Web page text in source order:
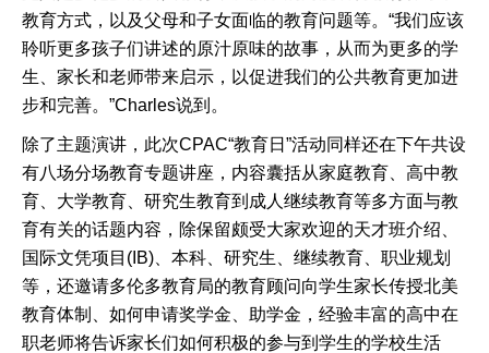
教育方式，以及父母和子女面临的教育问题等。“我们应该
聆听更多孩子们讲述的原汁原味的故事，从而为更多的学
生、家长和老师带来启示，以促进我们的公共教育更加进
步和完善。”Charles说到。
除了主题演讲，此次CPAC“教育日”活动同样还在下午共设
有八场分场教育专题讲座，内容囊括从家庭教育、高中教
育、大学教育、研究生教育到成人继续教育等多方面与教
育有关的话题内容，除保留颇受大家欢迎的天才班介绍、
国际文凭项目(IB)、本科、研究生、继续教育、职业规划
等，还邀请多伦多教育局的教育顾问向学生家长传授北美
教育体制、如何申请奖学金、助学金，经验丰富的高中在
职老师将告诉家长们如何积极的参与到学生的学校生活